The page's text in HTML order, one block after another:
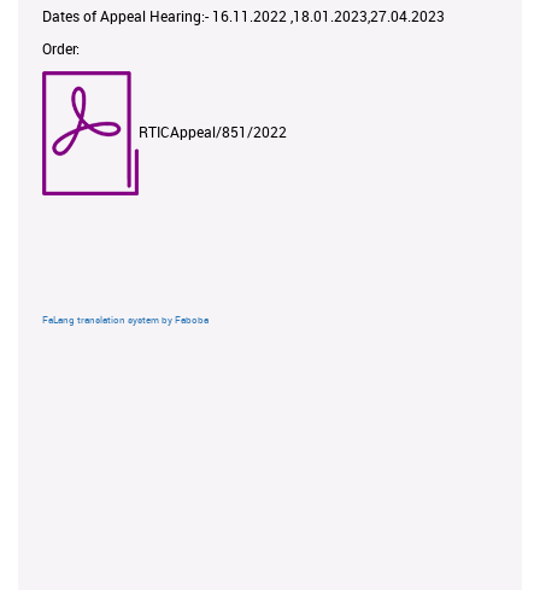
Dates of Appeal Hearing:- 16.11.2022 ,18.01.2023,27.04.2023
Order:
RTICAppeal/851/2022
FaLang translation system by Faboba